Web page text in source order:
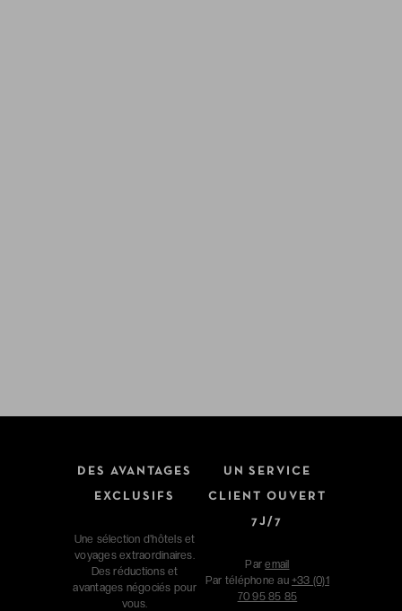
DES AVANTAGES
EXCLUSIFS
Une sélection d'hôtels et
voyages extraordinaires.
Des réductions et
avantages négociés pour
vous.
UN SERVICE
CLIENT OUVERT
7J/7
Paremail
Par téléphone au +33 (0)1
70 95 85 85